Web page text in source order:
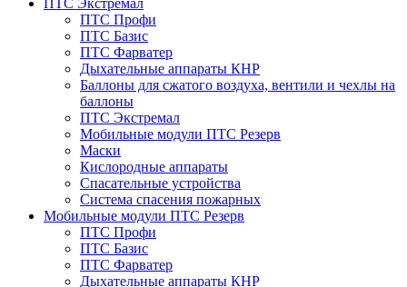
ПТС Экстремал
ПТС Профи
ПТС Базис
ПТС Фарватер
Дыхательные аппараты КНР
Баллоны для сжатого воздуха, вентили и чехлы на
баллоны
ПТС Экстремал
Мобильные модули ПТС Резерв
Маски
Кислородные аппараты
Спасательные устройства
Система спасения пожарных
Мобильные модули ПТС Резерв
ПТС Профи
ПТС Базис
ПТС Фарватер
Дыхательные аппараты КНР